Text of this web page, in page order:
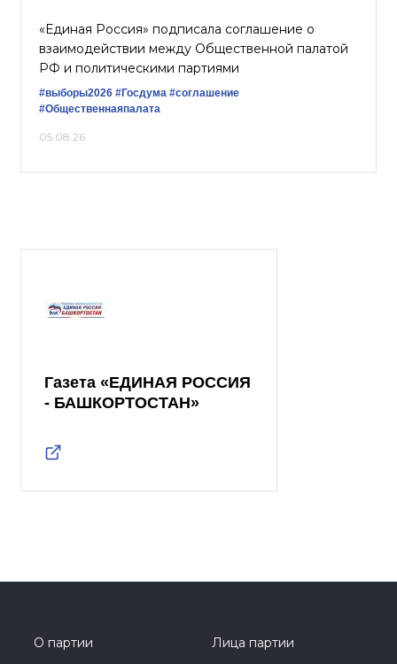
«Единая Россия» подписала соглашение о
взаимодействии между Общественной палатой
РФ и политическими партиями
#выборы2026 #Госдума #соглашение
#Общественнаяпалата
05.08.26
Газета «ЕДИНАЯ РОССИЯ
- БАШКОРТОСТАН»
О партии
Лица партии